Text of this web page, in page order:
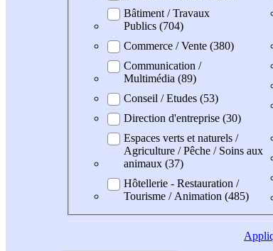
Bâtiment / Travaux
Publics (704)
Commerce / Vente (380)
Communication /
Multimédia (89)
Conseil / Etudes (53)
Direction d'entreprise (30)
Espaces verts et naturels /
Agriculture / Pêche / Soins aux
animaux (37)
Hôtellerie - Restauration /
Tourisme / Animation (485)